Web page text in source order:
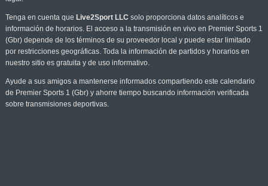
Tenga en cuenta que Live2Sport LLC solo proporciona datos analíticos e
información de horarios. El acceso a la transmisión en vivo en Premier Sports 1
(Gbr) depende de los términos de su proveedor local y puede estar limitado
por restricciones geográficas. Toda la información de partidos y horarios en
nuestro sitio es gratuita y de uso informativo.
Ayude a sus amigos a mantenerse informados compartiendo este calendario
de Premier Sports 1 (Gbr) y ahorre tiempo buscando información verificada
sobre transmisiones deportivas.